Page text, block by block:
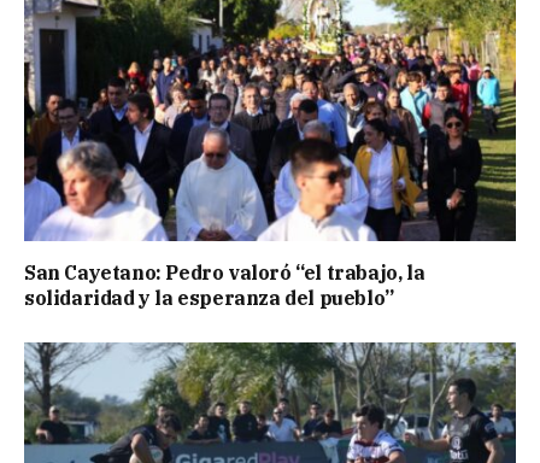
San Cayetano: Pedro valoró “el trabajo, la
solidaridad y la esperanza del pueblo”